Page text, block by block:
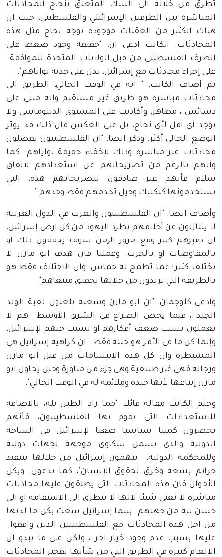
تطرق من خلاله الى الشك المتعلق بنجاح المحادثات
المباشرة بين الطرفين الإسرائيلي والفلسطيني، حيث ان
هناك الكثير من العقبات موجودة بوجه نجاح مثل هذه
المحادثات. الكاتب ادعى ان: "حقيقة وجود ضغط على
الطرف الفلسطيني من قبل الولايات المتحدة للموافقة
على إجراء محادثات مع إسرائيل، يدل على جدية نواياهم".
ثم أضاف الكاتب: " انه في الوقت الحالي، الطريق الى
محادثات مباشره هو طريق غير مستقيم وانه مبني على
دسائس ، مظاهر، وأكاذيب على المستوى الدبلوماسي ولا
يوجد أي امل لأي نجاح، بل على العكس فان ذلك قد يوتر
الوضع الحالي أكثر. وذكر ايضا: "ان الفلسطينيون يفضلون
محادثات غير مباشره وذلك لإخفاء حقيقة نواياهم. كما
وأنهم بالرغم من تصريحاتهم عن استعدادهم لاتفاق
سلام فأنهم غير صادقون بتصريحاتهم هذه، التي
يستخدمونها كتكتيك وحيل تخدمهم فقط وحدهم."
وأضاف ايضا: "ان الفلسطينيون والعرب في الدول العربية
لا يتنازلون عن أحلامهم بطرد اليهود من كل ارض إسرائيل،
ان صبرهم كبير ومع مرور الزمن سوف يحققون ذلك او
بالمفاوضات او بالحرب. وعمليا فان هدف ابو مازن لا
يختلف كثيرا عما تطمح له حماس. وان الاختلاف فقط هو
بالطريقة التي يريدون من خلالها تحقيق مبتغاهم".
وادعى كلوجمان: "ان ابو مازن وشعبه يلعبون لعبة الولد
الجيد ، فيما يخص الصراع في الشرق الأوسط هم لا
يعملون بسبب ضعف أفكارهم او بسبب حبهم لإسرائيل،
وإنما كل ما في الأمر هو حيله فقط. ان كراهية إسرائيل هي
المسيطرة وان كل هذه الابتسامات من قبل ابو مازن
ورجاله فهي غير طبيعية وهي جزء من مناورة وحيل يحاول ابو
مازن إتباعها لأنها جيدة وملائمة له في الوقت الحالي".
وختم الكاتب مقاله قائلا: "مما زاد الطين بله، بالاضافه
للاستعدادات التي يقوم بها الفلسطينيون، فأنهم
يحضرون كمينا سياسيا صعبا لإسرائيل في الساحة
الدولية والذي يشمل شكاوى موجهة لجهات دولية
وللمحكمة الدولية، يتهمون إسرائيل من خلالها بتنفيذ
جرائم بشعة وخرق لحقوق الإنسان"، كما يدعون. وبكل
الأحوال فان هذه المحادثات التي يطلقون عليها محادثات
مباشره لا تعني شيئا لانها لا تتطرق الى الاستقامة او الى
حسن نية من جهتهم. بينما إسرائيل سعت بكل ما لديها
من اجل هذه المحادثات مع الفلسطينيين الذين وافقوا
عليها بسبب عدم وجود خيار اخر ، ولكن على ما يبدو ان
الألغام كثيرة في الطريق التي من شأنها تفجير المحادثات